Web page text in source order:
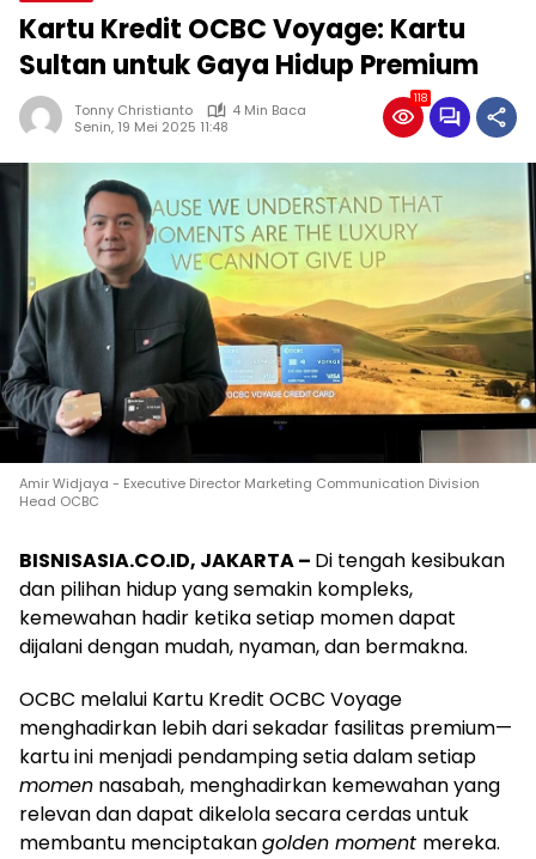
Kartu Kredit OCBC Voyage: Kartu
Sultan untuk Gaya Hidup Premium
Tonny Christianto
4 Min Baca
Senin, 19 Mei 2025 11:48
118
Amir Widjaya - Executive Director Marketing Communication Division
Head OCBC
BISNISASIA.CO.ID, JAKARTA – Di tengah kesibukan
dan pilihan hidup yang semakin kompleks,
kemewahan hadir ketika setiap momen dapat
dijalani dengan mudah, nyaman, dan bermakna.
OCBC melalui Kartu Kredit OCBC Voyage
menghadirkan lebih dari sekadar fasilitas premium—
kartu ini menjadi pendamping setia dalam setiap
momen nasabah, menghadirkan kemewahan yang
relevan dan dapat dikelola secara cerdas untuk
membantu menciptakangolden moment mereka.